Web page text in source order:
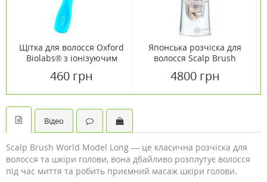
Щітка для волосся Oxford
Biolabs® з іонізуючим
460 грн
Японська розчіска для
волосся Scalp Brush
(шампань золото)
4800 грн
Відео
Scalp Brush World Model Long — це класична розчіска для
волосся та шкіри голови, вона дбайливо розплутує волосся
під час миття та робить приємний масаж шкіри голови.